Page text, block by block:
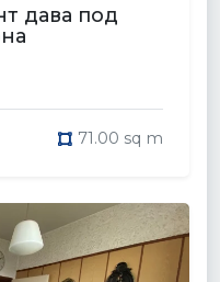
дава под
71.00 sq m